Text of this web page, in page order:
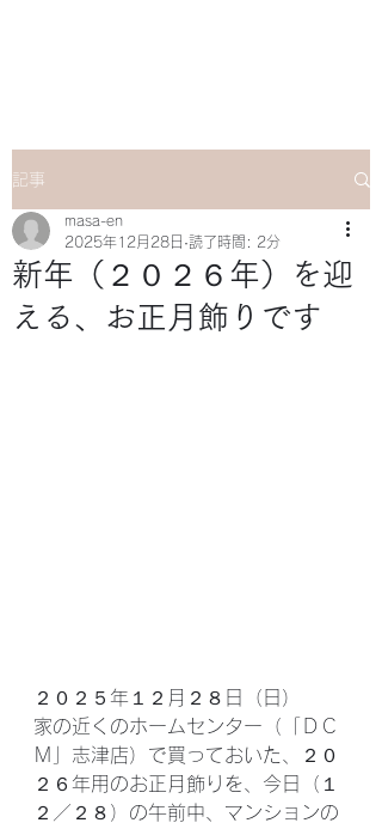
記事
新年（２０２６年）を迎
える、お正月飾りです
masa-en
2025年12月28日 読了時間: 2分
２０２５年１２月２８日（日）
家の近くのホームセンター（「ＤＣ
Ｍ」志津店）で買っておいた、２０
２６年用のお正月飾りを、今日（１
２／２８）の午前中、マンションの